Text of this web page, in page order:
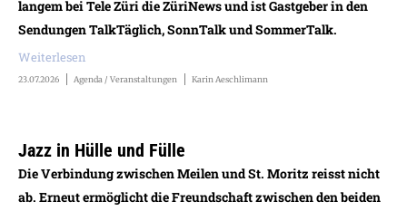
langem bei Tele Züri die ZüriNews und ist Gastgeber in den
Sendungen TalkTäglich, SonnTalk und SommerTalk.
Weiterlesen
23.07.2026 Agenda / Veranstaltungen Karin Aeschlimann
Jazz in Hülle und Fülle
Die Verbindung zwischen Meilen und St. Moritz reisst nicht
ab. Erneut ermöglicht die Freundschaft zwischen den beiden